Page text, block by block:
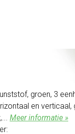
groen, 3
en
Meer informatie »